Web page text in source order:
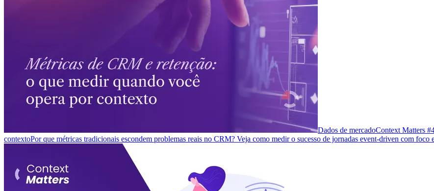
Dados de mercadoContext Matters
contextoPor que métricas tradicionais escondem problemas reais no CRM? Veja como medir o sucesso de jornadas event-driven com foco